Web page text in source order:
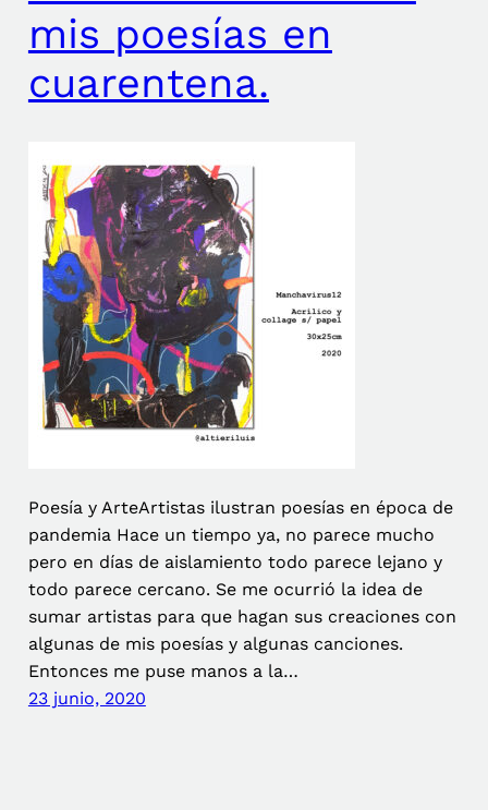
mis poesías en
cuarentena.
Poesía y ArteArtistas ilustran poesías en época de
pandemia Hace un tiempo ya, no parece mucho
pero en días de aislamiento todo parece lejano y
todo parece cercano. Se me ocurrió la idea de
sumar artistas para que hagan sus creaciones con
algunas de mis poesías y algunas canciones.
Entonces me puse manos a la…
23 junio, 2020